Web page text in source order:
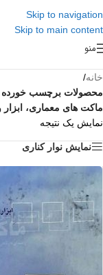
Skip to navigation
Skip to main content
منو
خانه/
محصولات برچسب خورده
ماکت های معماری،
نمایش یک نتیجه
نمایش نوار کناری